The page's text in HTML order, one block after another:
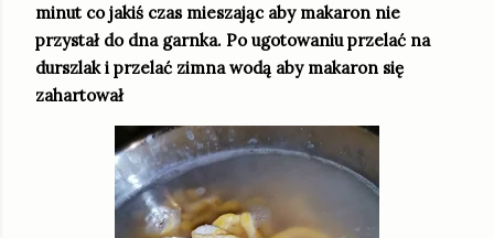
minut co jakiś czas mieszając aby makaron nie
przystał do dna garnka. Po ugotowaniu przelać na
durszlak i przelać zimna wodą aby makaron się
zahartował